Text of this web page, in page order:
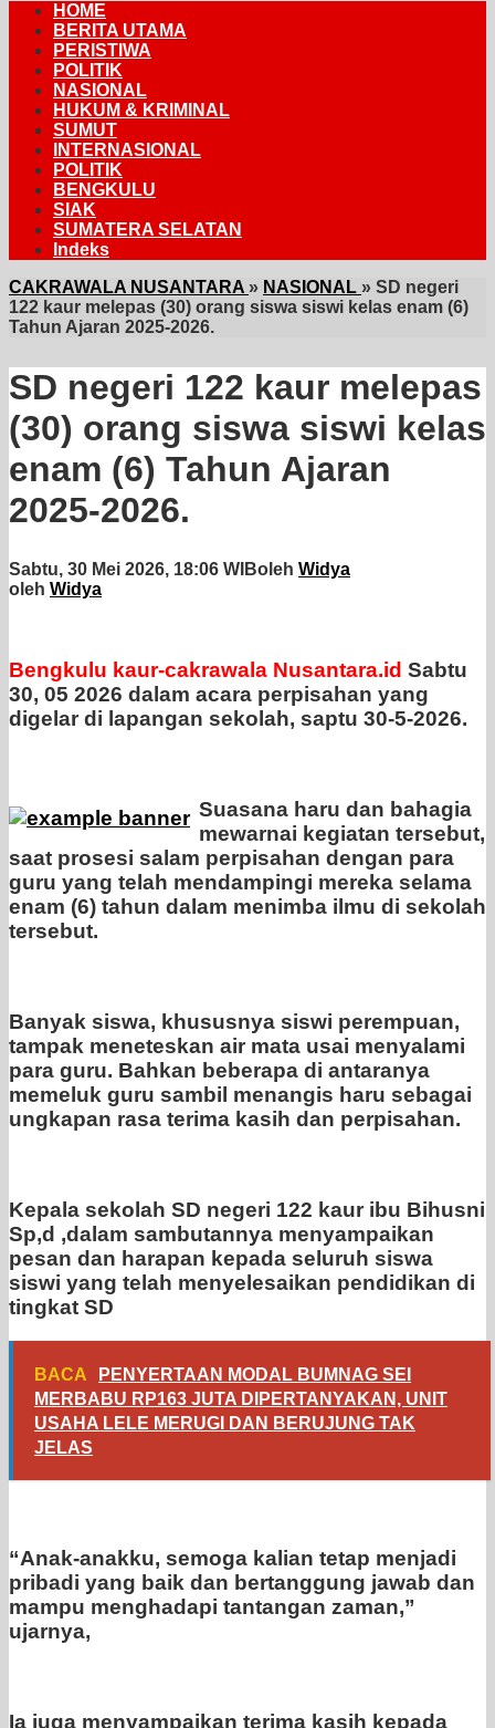
HOME
BERITA UTAMA
PERISTIWA
POLITIK
NASIONAL
HUKUM & KRIMINAL
SUMUT
INTERNASIONAL
POLITIK
BENGKULU
SIAK
SUMATERA SELATAN
Indeks
CAKRAWALA NUSANTARA » NASIONAL » SD negeri
122 kaur melepas (30) orang siswa siswi kelas enam (6)
Tahun Ajaran 2025-2026.
SD negeri 122 kaur melepas
(30) orang siswa siswi kelas
enam (6) Tahun Ajaran
2025-2026.
Sabtu, 30 Mei 2026, 18:06 WIBoleh Widya
oleh Widya
Bengkulu kaur-cakrawala Nusantara.id Sabtu
30, 05 2026 dalam acara perpisahan yang
digelar di lapangan sekolah, saptu 30-5-2026.
Suasana haru dan bahagia
mewarnai kegiatan tersebut,
saat prosesi salam perpisahan dengan para
guru yang telah mendampingi mereka selama
enam (6) tahun dalam menimba ilmu di sekolah
tersebut.
Banyak siswa, khususnya siswi perempuan,
tampak meneteskan air mata usai menyalami
para guru. Bahkan beberapa di antaranya
memeluk guru sambil menangis haru sebagai
ungkapan rasa terima kasih dan perpisahan.
Kepala sekolah SD negeri 122 kaur ibu Bihusni
Sp,d ,dalam sambutannya menyampaikan
pesan dan harapan kepada seluruh siswa
siswi yang telah menyelesaikan pendidikan di
tingkat SD
BACA
PENYERTAAN MODAL BUMNAG SEI
MERBABU RP163 JUTA DIPERTANYAKAN, UNIT
USAHA LELE MERUGI DAN BERUJUNG TAK
JELAS
“Anak-anakku, semoga kalian tetap menjadi
pribadi yang baik dan bertanggung jawab dan
mampu menghadapi tantangan zaman,”
ujarnya,
Ia juga menyampaikan terima kasih kepada